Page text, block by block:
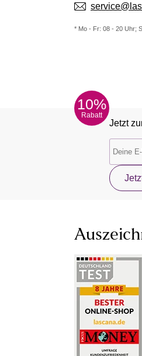
* Mo - Fr: 08 - 20 Uhr;
10%
Rabatt
Jetzt